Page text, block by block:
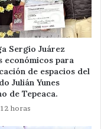
Sergio Juárez
económicos para
de espacios del
Julián Yunes
de Tepeaca.
horas